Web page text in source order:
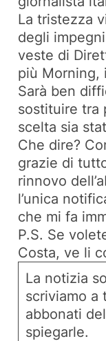
La tristezza
degli
veste di
più Morning,
Sarà ben
sostituire tra
scelta sia
Che dire?
grazie di
rinnovo
l’unica
che mi fa
P.S. Se
Costa, ve li
La notizia
scriviamo a
abbonati
spiegarle.